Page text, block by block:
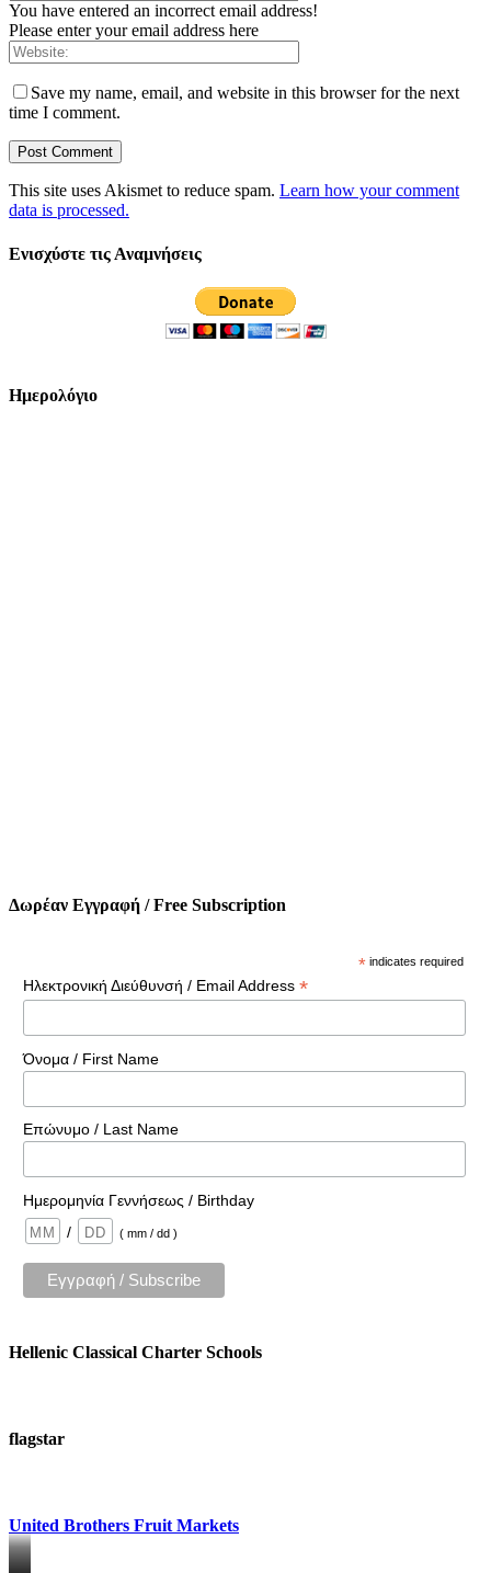
You have entered an incorrect email address!
Please enter your email address here
Save my name, email, and website in this browser for the next
time I comment.
This site uses Akismet to reduce spam. Learn how your comment
data is processed.
Ενισχύστε τις Αναμνήσεις
Ημερολόγιο
Δωρέαν Εγγραφή / Free Subscription
* indicates required
Ηλεκτρονική Διεύθυνσή / Email Address *
Όνομα / First Name
Επώνυμο / Last Name
Ημερομηνία Γεννήσεως / Birthday
/
( mm / dd )
Hellenic Classical Charter Schools
flagstar
United Brothers Fruit Markets